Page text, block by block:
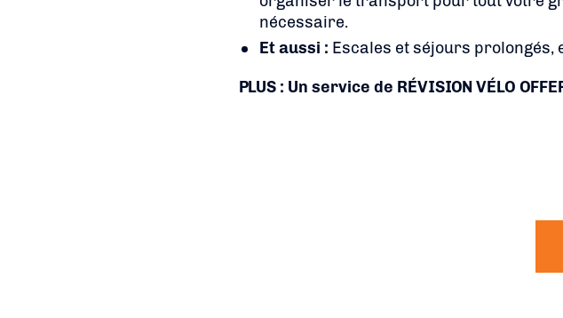
nécessaire.
Et aussi : Escales et séjours prolongés,
PLUS : Un service de RÉVISION VÉLO